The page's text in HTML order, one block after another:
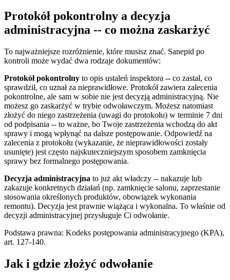
Protokół pokontrolny a decyzja
administracyjna -- co można zaskarżyć
To najważniejsze rozróżnienie, które musisz znać. Sanepid po
kontroli może wydać dwa rodzaje dokumentów:
Protokół pokontrolny to opis ustaleń inspektora -- co zastał, co
sprawdził, co uznał za nieprawidłowe. Protokół zawiera zalecenia
pokontrolne, ale sam w sobie nie jest decyzją administracyjną. Nie
możesz go zaskarżyć w trybie odwoławczym. Możesz natomiast
złożyć do niego zastrzeżenia (uwagi do protokołu) w terminie 7 dni
od podpisania -- to ważne, bo Twoje zastrzeżenia wchodzą do akt
sprawy i mogą wpłynąć na dalsze postępowanie. Odpowiedź na
zalecenia z protokołu (wykazanie, że nieprawidłowości zostały
usunięte) jest często najskuteczniejszym sposobem zamknięcia
sprawy bez formalnego postępowania.
Decyzja administracyjna to już akt władczy -- nakazuje lub
zakazuje konkretnych działań (np. zamknięcie salonu, zaprzestanie
stosowania określonych produktów, obowiązek wykonania
remontu). Decyzja jest prawnie wiążąca i wykonalna. To właśnie od
decyzji administracyjnej przysługuje Ci odwołanie.
Podstawa prawna: Kodeks postępowania administracyjnego (KPA),
art. 127-140.
Jak i gdzie złożyć odwołanie